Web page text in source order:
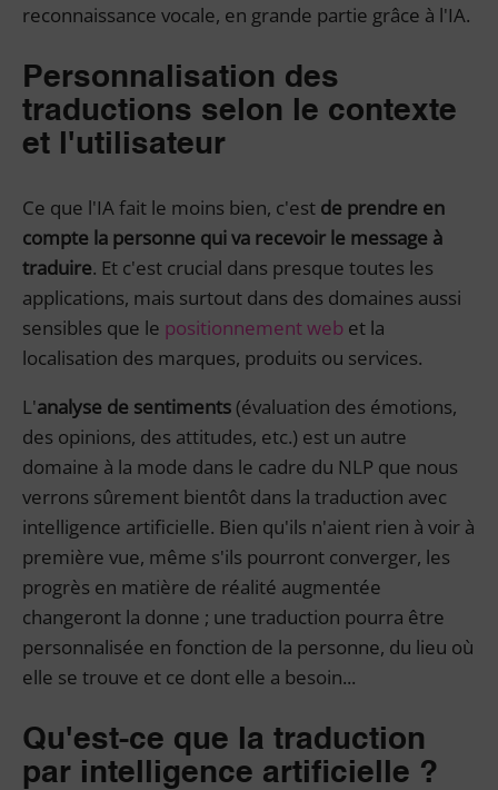
reconnaissance vocale, en grande partie grâce à l'IA.
Personnalisation des
traductions selon le contexte
et l'utilisateur
Ce que l'IA fait le moins bien, c'est de prendre en
compte la personne qui va recevoir le message à
traduire. Et c'est crucial dans presque toutes les
applications, mais surtout dans des domaines aussi
sensibles que le positionnement web et la
localisation des marques, produits ou services.
L'analyse de sentiments (évaluation des émotions,
des opinions, des attitudes, etc.) est un autre
domaine à la mode dans le cadre du NLP que nous
verrons sûrement bientôt dans la traduction avec
intelligence artificielle. Bien qu'ils n'aient rien à voir à
première vue, même s'ils pourront converger, les
progrès en matière de réalité augmentée
changeront la donne ; une traduction pourra être
personnalisée en fonction de la personne, du lieu où
elle se trouve et ce dont elle a besoin...
Qu'est-ce que la traduction
par intelligence artificielle ?